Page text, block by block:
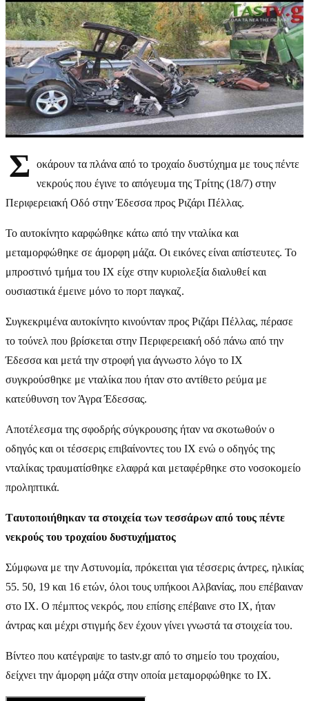
Σ
οκάρουν τα πλάνα από το τροχαίο δυστύχημα με τους πέντε
νεκρούς που έγινε το απόγευμα της Τρίτης (18/7) στην
Περιφερειακή Οδό στην Έδεσσα προς Ριζάρι Πέλλας.
Το αυτοκίνητο καρφώθηκε κάτω από την νταλίκα και
μεταμορφώθηκε σε άμορφη μάζα. Οι εικόνες είναι απίστευτες. Το
μπροστινό τμήμα του ΙΧ είχε στην κυριολεξία διαλυθεί και
ουσιαστικά έμεινε μόνο το πορτ παγκαζ.
Συγκεκριμένα αυτοκίνητο κινούνταν προς Ριζάρι Πέλλας, πέρασε
το τούνελ που βρίσκεται στην Περιφερειακή οδό πάνω από την
Έδεσσα και μετά την στροφή για άγνωστο λόγο το ΙΧ
συγκρούσθηκε με νταλίκα που ήταν στο αντίθετο ρεύμα με
κατεύθυνση τον Άγρα Έδεσσας.
Αποτέλεσμα της σφοδρής σύγκρουσης ήταν να σκοτωθούν ο
οδηγός και οι τέσσερις επιβαίνοντες του ΙΧ ενώ ο οδηγός της
νταλίκας τραυματίσθηκε ελαφρά και μεταφέρθηκε στο νοσοκομείο
προληπτικά.
Tαυτοποιήθηκαν τα στοιχεία των τεσσάρων από τους πέντε
νεκρούς του τροχαίου δυστυχήματος
Σύμφωνα με την Αστυνομία, πρόκειται για τέσσερις άντρες, ηλικίας
55. 50, 19 και 16 ετών, όλοι τους υπήκοοι Αλβανίας, που επέβαιναν
στο ΙΧ. Ο πέμπτος νεκρός, που επίσης επέβαινε στο ΙΧ, ήταν
άντρας και μέχρι στιγμής δεν έχουν γίνει γνωστά τα στοιχεία του.
Βίντεο που κατέγραψε το tastv.gr από το σημείο του τροχαίου,
δείχνει την άμορφη μάζα στην οποία μεταμορφώθηκε το ΙΧ.